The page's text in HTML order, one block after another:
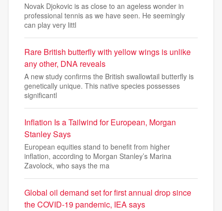
Novak Djokovic is as close to an ageless wonder in
professional tennis as we have seen. He seemingly
can play very littl
Rare British butterfly with yellow wings is unlike
any other, DNA reveals
A new study confirms the British swallowtail butterfly is
genetically unique. This native species possesses
significantl
Inflation Is a Tailwind for European, Morgan
Stanley Says
European equities stand to benefit from higher
inflation, according to Morgan Stanley’s Marina
Zavolock, who says the ma
Global oil demand set for first annual drop since
the COVID-19 pandemic, IEA says